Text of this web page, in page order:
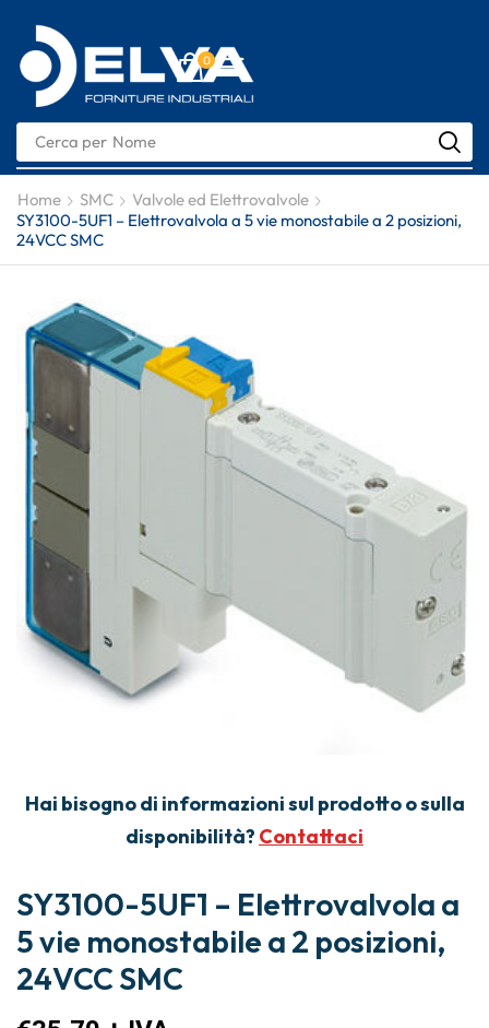
0
Cerca per Nome
Home SMC
Valvole ed Elettrovalvole
SY3100-5UF1 – Elettrovalvola a 5 vie monostabile a 2 posizioni,
24VCC SMC
Hai bisogno di informazioni sul prodotto o sulla
disponibilità? Contattaci
SY3100-5UF1 – Elettrovalvola a
5 vie monostabile a 2 posizioni,
24VCC SMC